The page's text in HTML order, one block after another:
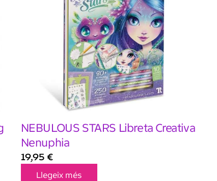
NEBULOUS STARS Libreta Creativa
Nenuphia
19,95 €
Llegeix més